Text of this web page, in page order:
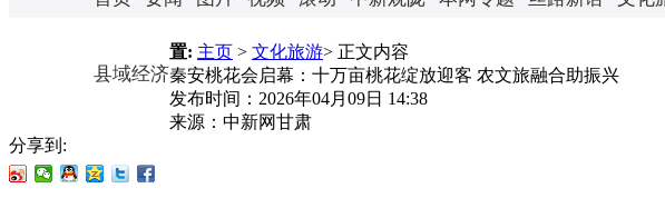
县域经济
置: 主页 > 文化旅游> 正文内容
秦安桃花会启幕：十万亩桃花绽放迎客 农文旅融合助振兴
发布时间： 2026年04月09日 14:38
来源： 中新网甘肃
分享到: